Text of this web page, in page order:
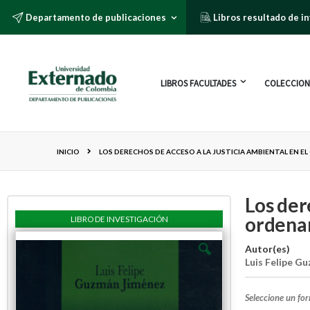
Departamento de publicaciones Libros resultado de
LIBROS FACULTADES
INICIO LOS DERECHOS DE ACCESO A LA JUSTICIA AMBIENTAL EN
Los
Autor(es)
Luis Felipe
Seleccione un
LIBRO DE INVESTIGACIÓN